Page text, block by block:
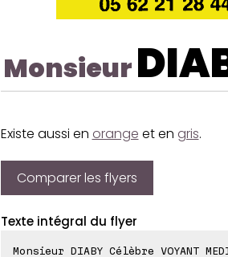
Monsieur
Existe aussi en orange et en gris.
Comparer les flyers
Texte intégral du flyer
Monsieur DIABY Célèbre VOYANT